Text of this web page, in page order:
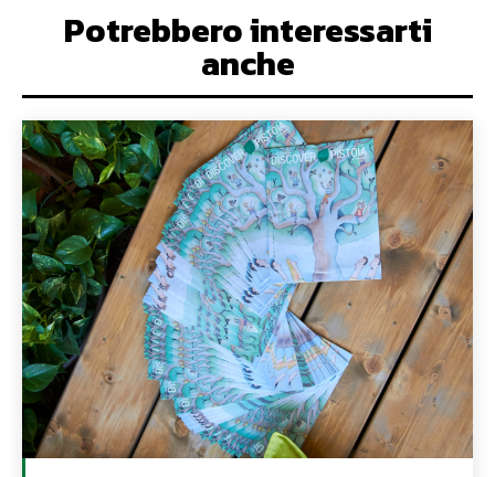
Potrebbero interessarti
anche